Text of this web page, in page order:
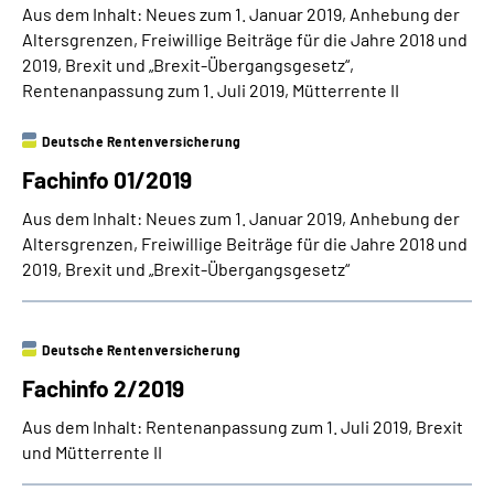
Über uns & Presse
Online-Services
Language
Inhalte in Gebärdensprache (DGS)
Mein Kundenportal
Aus dem Inhalt: Neues zum 1. Januar 2019, Anhebung der
Altersgrenzen, Freiwillige Beiträge für die Jahre 2018 und
2019, Brexit und „Brexit-Übergangsgesetz“,
Rentenanpassung zum 1. Juli 2019, Mütterrente II
Fachinfo 01/2019
Deutsche Rentenversicherung
Aus dem Inhalt: Neues zum 1. Januar 2019, Anhebung der
Altersgrenzen, Freiwillige Beiträge für die Jahre 2018 und
2019, Brexit und „Brexit-Übergangsgesetz“
Fachinfo 2/2019
Deutsche Rentenversicherung
Aus dem Inhalt: Rentenanpassung zum 1. Juli 2019, Brexit
und Mütterrente II